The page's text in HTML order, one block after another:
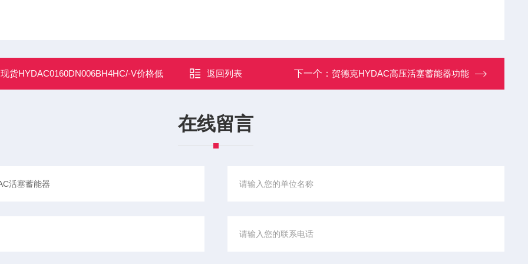
现货HYDAC0160DN006BH4HC/-V价格低 返回列表 下一个： 贺德克HYDAC高压活塞蓄能器功能
在线留言